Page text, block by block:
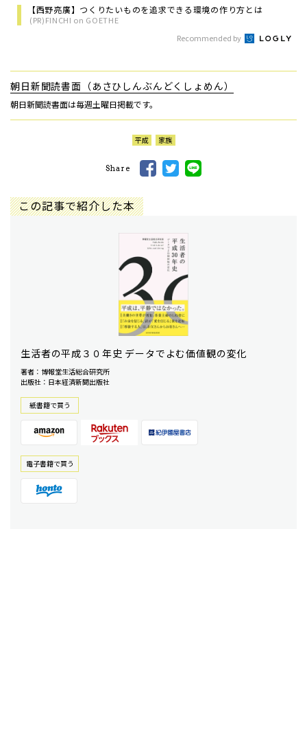
【西野亮廣】つくりたいものを追求できる環境の作り方とは
(PR)FINCHI on GOETHE
Recommended by
朝日新聞読書面（あさひしんぶんどくしょめん）
朝日新聞読書面は毎週土曜日掲載です。
平成 家族
Share
この記事で紹介した本
生活者の平成３０年史 データでよむ価値観の変化
著者：博報堂生活総合研究所
出版社：日本経済新聞出版社
紙書籍で買う
電⼦書籍で買う